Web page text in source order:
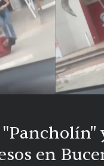
en